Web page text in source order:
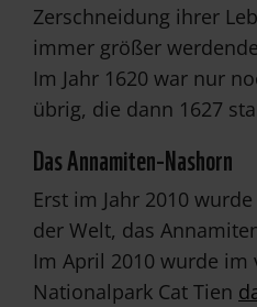
Zerschneidung ihrer
immer größer
Im Jahr 1620 war nur
übrig, die dann 1627
Das Annamiten-Nashorn
Erst im Jahr 2010
der Welt, das
Im April 2010 wurde im
Nationalpark Cat Tien